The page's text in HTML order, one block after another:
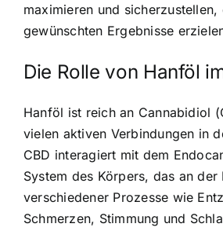
maximieren und sicherzustellen,
gewünschten Ergebnisse
Die Rolle von Hanföl
Hanföl ist reich an Cannabidiol
vielen aktiven Verbindungen in
CBD interagiert mit dem
System des Körpers, das an der
verschiedener Prozesse wie
Schmerzen, Stimmung und